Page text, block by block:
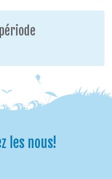
les nous!